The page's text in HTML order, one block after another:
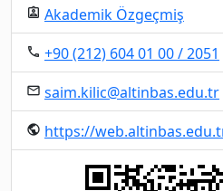
assignment_ind Akademik Özgeçmiş
local_phone +90 (212) 604 01 00 / 2051
email saim.kilic@altinbas.edu.tr
public https://